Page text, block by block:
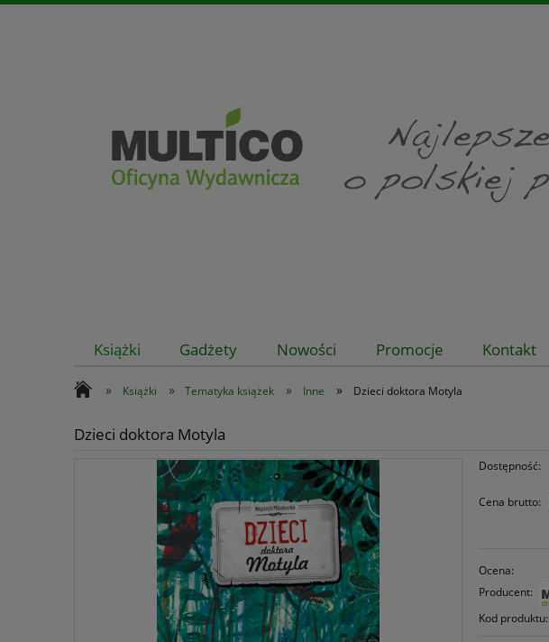
Książki Gadżety Nowości Promocje Kontakt
» Książki » Tematyka książek » Inne » Dzieci doktora Motyla
Dzieci doktora Motyla
Dostępność:
Cena brutto:
Ocena:
Producent:
Kod produktu: